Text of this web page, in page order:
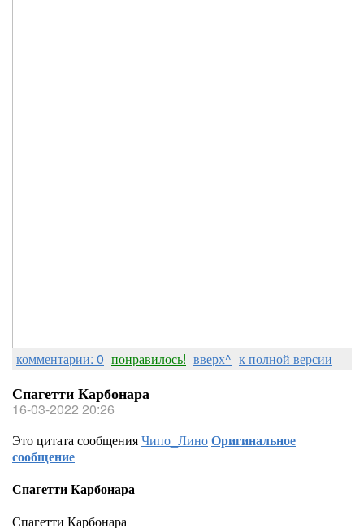
комментарии: 0 понравилось! вверх^ к полной версии
Спагетти Карбонара
16-03-2022 20:26
Это цитата сообщенияЧипо_ЛиноОригинальное
сообщение
Спагетти Карбонара
Спагетти Карбонара